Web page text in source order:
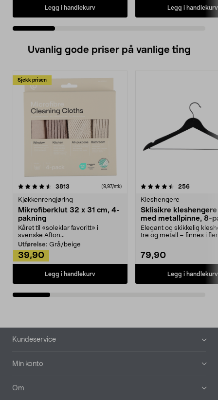
Legg i handlekurv Legg i handlekurv
Uvanlig gode priser på vanlige ting
Sjekk prisen
3813 anmeldelser(9,97/stk)
Kjøkkenrengjøring
Mikrofiberklut 32 x 31 cm, 4-
pakning
Kåret til «soleklar favoritt» i
svenske Afton...
Utførelse: Grå/beige
39,90
Legg i handlekurv
4.5av 5 stjerner 256
Kleshengere
Sklisikre
med metallpinne, 8-
Elegant og skikkelig
tre og metall – finnes i
79,90
Legg i handlekurv
4.5av 5 stjerner
Bunntekst
Kundeservice
Min konto
Om